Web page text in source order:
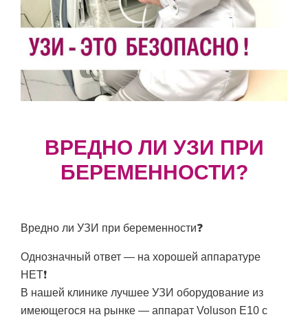
ВРЕДНО ЛИ УЗИ ПРИ
БЕРЕМЕННОСТИ?
Вредно ли УЗИ при беременности❓
Однозначный ответ — на хорошей аппаратуре
НЕТ❗️
В нашей клинике лучшее УЗИ оборудование из
имеющегося на рынке — аппарат Voluson Е10 с